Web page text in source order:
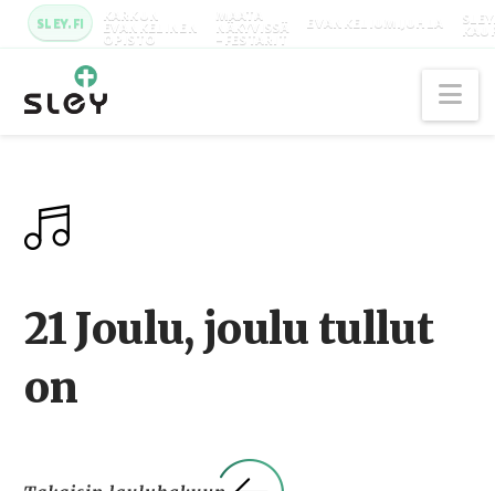
SLEY.FI KARKUN
EVANKELINEN
OPISTO
MAATA
NÄKYVISSÄ
-FESTARIT
EVANKELIUMIJUHLA
21 Joulu, joulu tullut
on